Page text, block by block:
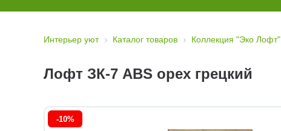
Интерьер уют Каталог товаров Коллекция "Эко Лофт"
Лофт ЗК-7 ABS орех грецкий
-10%